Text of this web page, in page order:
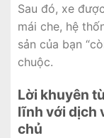
Sau đó, xe
mái che, hệ
sản của bạn
chuộc.
Lời khuyên
lĩnh với dịch
chủ